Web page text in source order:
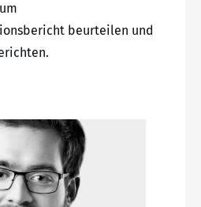
beurteilen und